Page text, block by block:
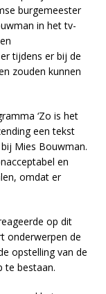
burgemeester
in het tv-
tijdens er bij de
zouden kunnen
‘Zo is het
een tekst
Mies Bouwman.
en
omdat er
op dit
onderwerpen de
opstelling van de
te bestaan.